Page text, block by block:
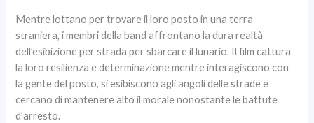
Mentre lottano per trovare il loro posto in una terra
straniera, i membri della band affrontano la dura realtà
dell’esibizione per strada per sbarcare il lunario. Il film cattura
la loro resilienza e determinazione mentre interagiscono con
la gente del posto, si esibiscono agli angoli delle strade e
cercano di mantenere alto il morale nonostante le battute
d’arresto.